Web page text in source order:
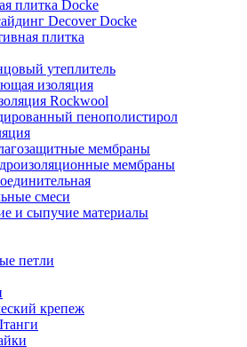
плитка Docke
Decover Docke
плитка
утеплитель
изоляция
Rockwool
пенополистирол
мембраны
мембраны
смеси
и сыпучие материалы
петли
крепеж